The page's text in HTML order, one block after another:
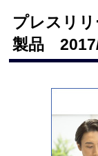
プレスリ
製品